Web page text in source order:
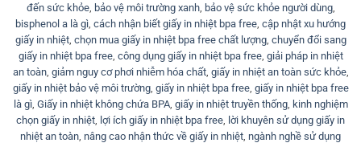
đến sức khỏe, bảo vệ môi trường xanh, bảo vệ sức khỏe người dùng,
bisphenol a là gì cách nhận biết giấy in nhiệt bpa free cập nhật xu hướng
giấy in nhiệt, chọn mua giấy in nhiệt bpa free chất lượng, chuyển đổi sang
giấy in nhiệt bpa free, công dụng giấy in nhiệt bpa free, giải pháp in nhiệt
an toàn, giảm nguy cơ phơi nhiễm hóa chất, giấy in nhiệt an toàn sức khỏe,
giấy in nhiệt bảo vệ môi trường, giấy in nhiệt bpa free, giấy in nhiệt bpa free
là gì, Giấy in nhiệt không chứa BPA, giấy in nhiệt truyền thống, kinh nghiệm
chọn giấy in nhiệt lợi ích giấy in nhiệt bpa free lời khuyên sử dụng giấy in
nhiệt an toàn nâng cao nhận thức về giấy in nhiệt ngành nghề sử dụng